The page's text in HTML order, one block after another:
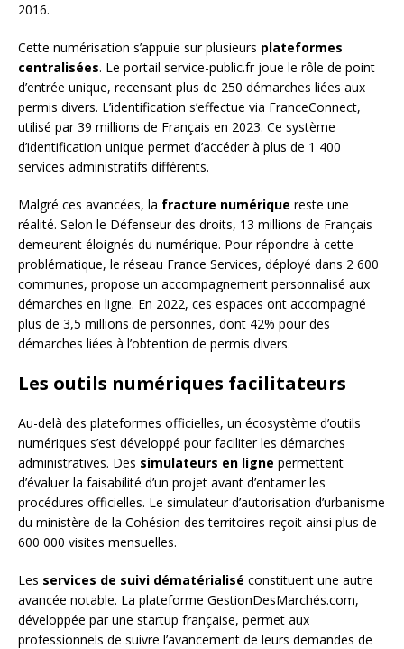
2016.
Cette numérisation s’appuie sur plusieurs plateformes
centralisées. Le portail service-public.fr joue le rôle de point
d’entrée unique, recensant plus de 250 démarches liées aux
permis divers. L’identification s’effectue via FranceConnect,
utilisé par 39 millions de Français en 2023. Ce système
d’identification unique permet d’accéder à plus de 1 400
services administratifs différents.
Malgré ces avancées, la fracture numérique reste une
réalité. Selon le Défenseur des droits, 13 millions de Français
demeurent éloignés du numérique. Pour répondre à cette
problématique, le réseau France Services, déployé dans 2 600
communes, propose un accompagnement personnalisé aux
démarches en ligne. En 2022, ces espaces ont accompagné
plus de 3,5 millions de personnes, dont 42% pour des
démarches liées à l’obtention de permis divers.
Les outils numériques facilitateurs
Au-delà des plateformes officielles, un écosystème d’outils
numériques s’est développé pour faciliter les démarches
administratives. Des simulateurs en ligne permettent
d’évaluer la faisabilité d’un projet avant d’entamer les
procédures officielles. Le simulateur d’autorisation d’urbanisme
du ministère de la Cohésion des territoires reçoit ainsi plus de
600 000 visites mensuelles.
Les services de suivi dématérialisé constituent une autre
avancée notable. La plateforme GestionDesMarchés.com,
développée par une startup française, permet aux
professionnels de suivre l’avancement de leurs demandes de